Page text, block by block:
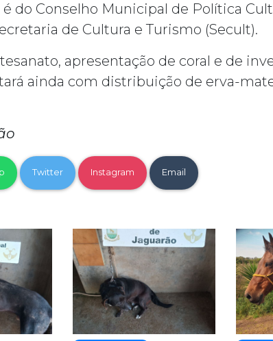
do Conselho Municipal de Política
de Cultura e Turismo (Secult).
apresentação de coral e de
ainda com distribuição de erva-
Twitter Instagram Email